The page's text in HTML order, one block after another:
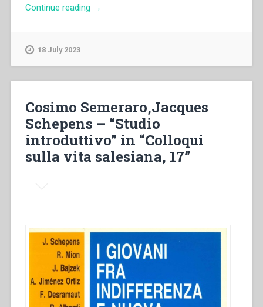
Continue reading “Renato
cultura
del
post-
moderno.
Un
“Colloqui
salesiana,
17””
→
18 July 2023
Cosimo Semeraro,Jacques
Schepens – “Studio
introduttivo” in “Colloqui
sulla vita salesiana, 17”